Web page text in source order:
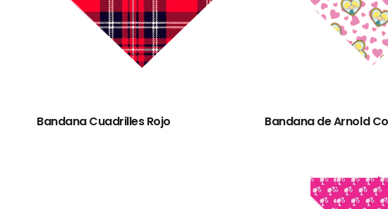
Bandana Cuadrilles Rojo Bandana de Arnold